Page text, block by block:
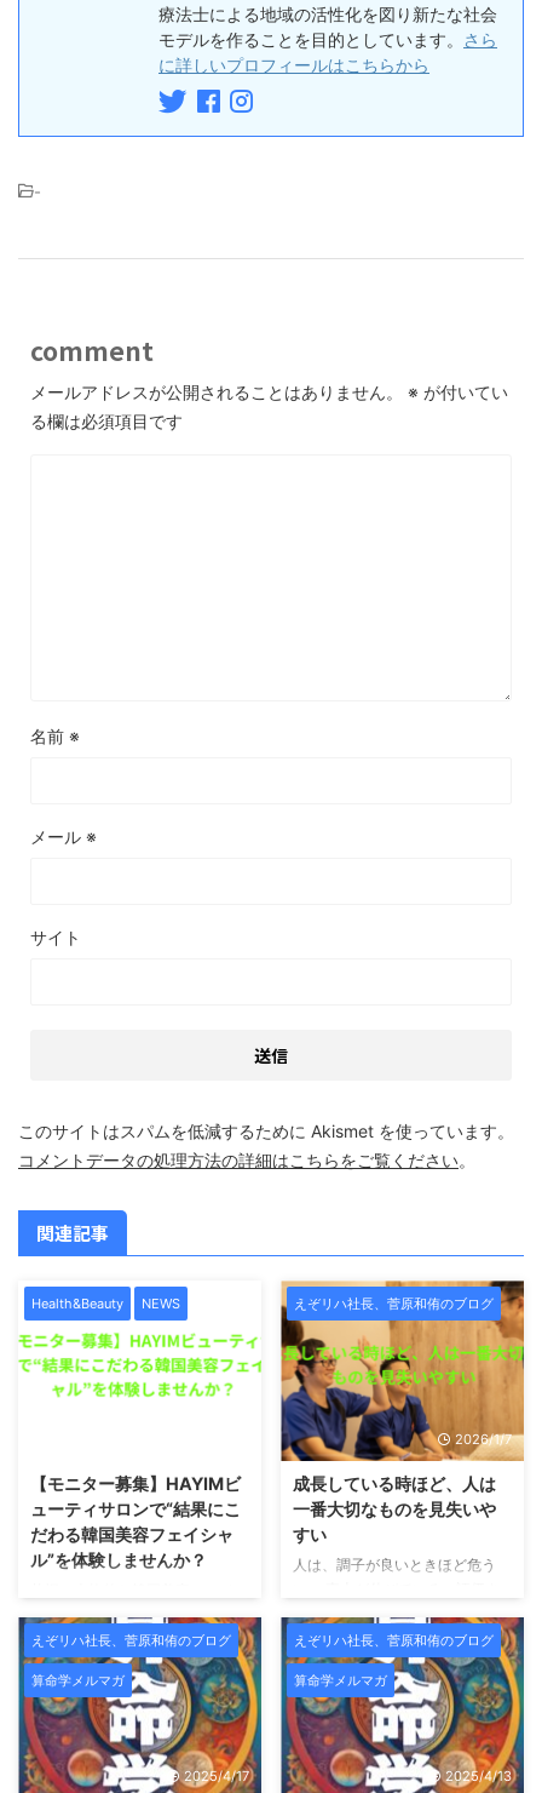
療法士による地域の活性化を図り新たな社会
モデルを作ることを目的としています。
さら
に詳しいプロフィールはこちらから
-
comment
メールアドレスが公開されることはありません。 ※ が付いてい
る欄は必須項目です
名前 ※
メール ※
サイト
このサイトはスパムを低減するために Akismet を使っています。
コメントデータの処理方法の詳細はこちらをご覧ください。
関連記事
Health&Beauty NEWS
【モニター募集】HAYIMビ
ューティサロンで“結果にこ
だわる韓国美容フェイシャ
ル”を体験しませんか？
ャルを受けたい方へ。この度、
HAYIMビューティサロンでは、
新メニュー導入および施術データ
収集のため、期間限定のモニター
様を募集いたします。 HAYIMは
「一時的な変化ではなく、肌その
ものを変えていくこと」をコンセ
プトにした、結果重視のビューテ
えぞリハ社長、菅原和侑のブログ
2026/1/7
成長している時ほど、人は
一番大切なものを見失いや
すい
人は、調子が良いときほど危う
れている。影響力が出てきた。周
囲から「すごいですね」と言われ
るようになる。 こういう時、人
は無意識のうちに「自分は正し
い」「自分はうまくやっている」
と思い始めます。 そして不思議
なことに、一番大切だったはずの
声が、聞こえなくなっていく。
えぞリハ社長、菅原和侑のブログ
算命学メルマガ
2025/4/17
えぞリハ社長、菅原和侑のブログ
算命学メルマガ
2025/4/13